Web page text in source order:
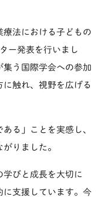
法における子どもの
ー発表を行いまし
集う国際学会への参加
触れ、視野を広げる
る」ことを実感し、
りました。
びと成長を大切に
に支援しています。今